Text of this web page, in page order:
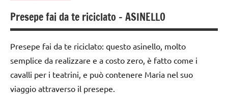
degli
alberi
FESTE
DELL'ANNO
giardinaggio
riciclare
TUTORIAL
TUTTI GLI
ARTICOLI
4a
settimana
di
avvento
FESTE
DELL'ANNO
Presepe fai da te riciclato – ASINELLO
Presepe fai da te riciclato: questo asinello, molto
semplice da realizzare e a costo zero, è fatto come i
cavalli per i teatrini, e può contenere Maria nel suo
viaggio attraverso il presepe.